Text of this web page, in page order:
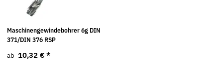
Maschinengewindebohrer 6g DIN
371/DIN 376 RSP
ab 10,32 € *